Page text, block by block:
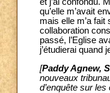
qu’elle m’avait
mais elle m’a
collaboration
passé, l’Eglise
j’étudierai quand
[Paddy Agnew,
nouveaux
d’enquête sur